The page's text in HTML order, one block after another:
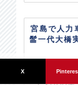
宮島で人力
髷一代大橋
本物の髷を
こだわりの車
X